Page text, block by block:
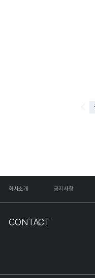
회사소개 공지사항
CONTACT